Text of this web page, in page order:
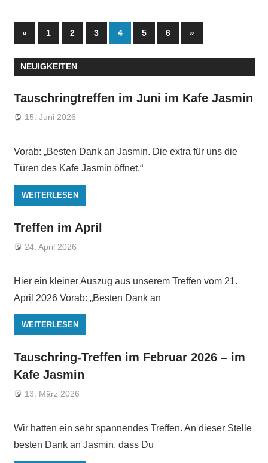
Seitennummerierung
der
Beiträge
«Vorherige
Beiträge
1 2 3 4 5 6
Nächste
Beiträge
»
NEUIGKEITEN
Tauschringtreffen im Juni im Kafe Jasmin
15. Juni 2026
Vorab: „Besten Dank an Jasmin. Die extra für uns die
Türen des Kafe Jasmin öffnet.“
WEITERLESEN
Treffen im April
24. April 2026
Hier ein kleiner Auszug aus unserem Treffen vom 21.
April 2026 Vorab: „Besten Dank an
WEITERLESEN
Tauschring-Treffen im Februar 2026 – im
Kafe Jasmin
13. März 2026
Wir hatten ein sehr spannendes Treffen. An dieser Stelle
besten Dank an Jasmin, dass Du